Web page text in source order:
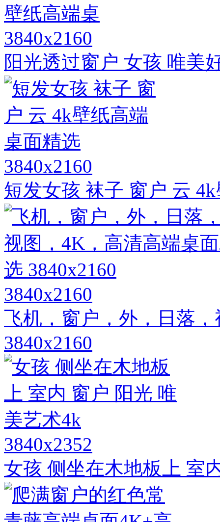
3840x2160
阳光透过窗户 女孩 唯美
3840x2160
短发女孩 袜子 窗户 云
3840x2160
飞机，窗户，外，日落
3840x2160
3840x2352
女孩 侧坐在木地板上 室